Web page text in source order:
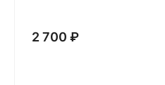
2 700 ₽